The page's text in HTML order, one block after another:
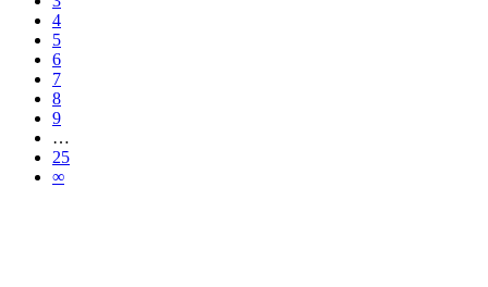
4
5
6
7
8
9
…
25
∞